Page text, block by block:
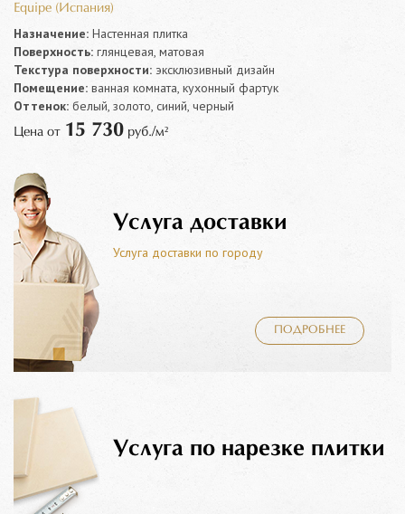
Equipe (Испания)
Назначение: Настенная плитка
Поверхность: глянцевая, матовая
Текстура поверхности: эксклюзивный дизайн
Помещение: ванная комната, кухонный фартук
Оттенок: белый, золото, синий, черный
Цена от 15 730 руб./м²
Услуга доставки
Услуга доставки по городу
ПОДРОБНЕЕ
Услуга по нарезке плитки